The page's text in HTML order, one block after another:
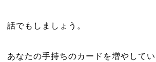
話でもしましょう。
あなたの手持ちのカードを増やしてい